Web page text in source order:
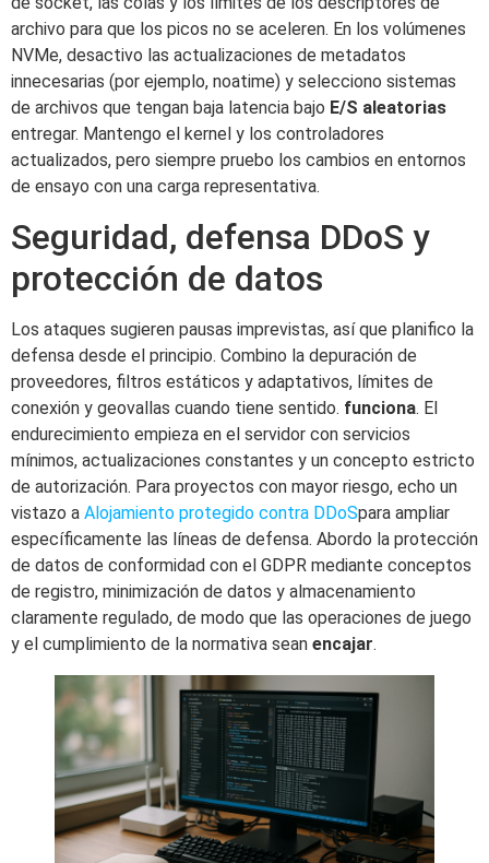
archivo para que los picos no se aceleren. En los volúmenes
NVMe, desactivo las actualizaciones de metadatos
innecesarias (por ejemplo, noatime) y selecciono sistemas
de archivos que tengan baja latencia bajo E/S aleatorias
entregar. Mantengo el kernel y los controladores
actualizados, pero siempre pruebo los cambios en entornos
de ensayo con una carga representativa.
Seguridad, defensa DDoS y
protección de datos
Los ataques sugieren pausas imprevistas, así que planifico la
defensa desde el principio. Combino la depuración de
proveedores, filtros estáticos y adaptativos, límites de
conexión y geovallas cuando tiene sentido. funciona. El
endurecimiento empieza en el servidor con servicios
mínimos, actualizaciones constantes y un concepto estricto
de autorización. Para proyectos con mayor riesgo, echo un
vistazo a Alojamiento protegido contra DDoSpara ampliar
específicamente las líneas de defensa. Abordo la protección
de datos de conformidad con el GDPR mediante conceptos
de registro, minimización de datos y almacenamiento
claramente regulado, de modo que las operaciones de juego
y el cumplimiento de la normativa sean encajar.